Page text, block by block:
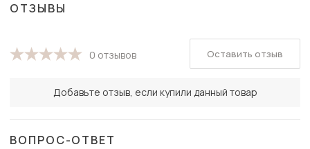
ОТЗЫВЫ
0 отзывов
Добавьте отзыв, если купили данный товар
Оставить отзыв
ВОПРОС-ОТВЕТ